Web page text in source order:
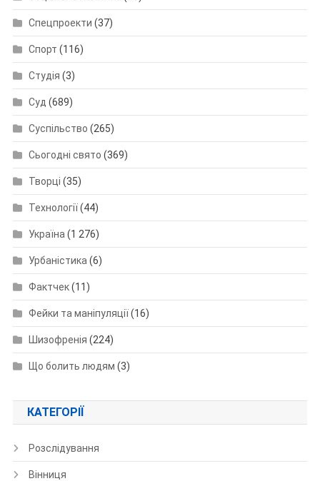
Спецпроекти (37)
Спорт (116)
Студія (3)
Суд (689)
Суспільство (265)
Сьогодні свято (369)
Творці (35)
Технології(44)
Україна (1 276)
Урбаністика (6)
Фактчек(11)
Фейки та маніпуляції(16)
Шизофренія (224)
Що болить людям (3)
КАТЕГОРІЇ
Розслідування
Вінниця